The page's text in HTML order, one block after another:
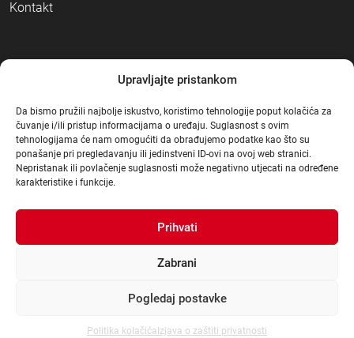
Upravljajte pristankom
Da bismo pružili najbolje iskustvo, koristimo tehnologije poput kolačića za
čuvanje i/ili pristup informacijama o uređaju. Suglasnost s ovim
tehnologijama će nam omogućiti da obrađujemo podatke kao što su
ponašanje pri pregledavanju ili jedinstveni ID-ovi na ovoj web stranici.
Nepristanak ili povlačenje suglasnosti može negativno utjecati na određene
karakteristike i funkcije.
Prihvati
Zabrani
Pogledaj postavke
Politika kolačića Izjava o zaštiti privatnosti
Kontakt
Izrada:dcc4web